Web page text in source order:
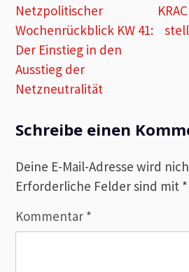
Netzpolitischer
Wochenrückblick KW 41:
Der Einstieg in den
Ausstieg der
Netzneutralität
Schreibe einen
Deine E-Mail-Adresse wird
Erforderliche Felder sind mit *
Kommentar *